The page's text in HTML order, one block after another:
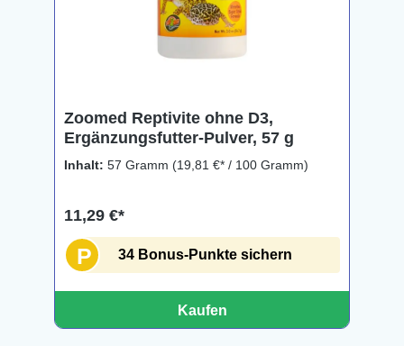
Zoomed Reptivite ohne D3,
Ergänzungsfutter-Pulver, 57 g
Inhalt: 57 Gramm (19,81 €* / 100 Gramm)
11,29 €*
P 34 Bonus-Punkte sichern
Kaufen